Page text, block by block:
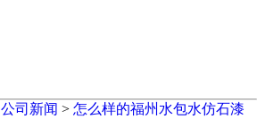
公司新闻 > 怎么样的福州水包水仿石漆